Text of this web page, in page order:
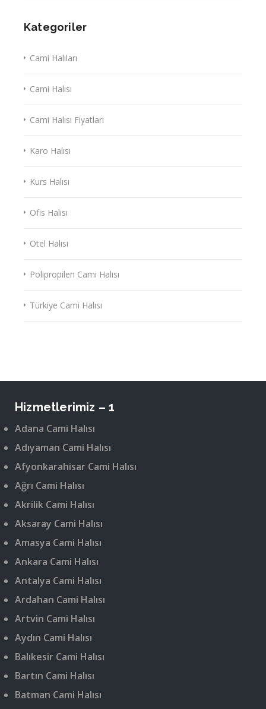
Kategoriler
Cami Halıları
Cami Halısı
Cami Halısı Fiyatları
Karo Halısı
Kurs Halısı
Ofis Halısı
Otel Halısı
Polipropilen Cami Halısı
Türkiye Cami Halısı
Hizmetlerimiz – 1
Adana Cami Halısı
Adıyaman Cami Halısı
Afyonkarahisar Cami Halısı
Ağrı Cami Halısı
Akrilik Cami Halısı
Aksaray Cami Halısı
Amasya Cami Halısı
Ankara Cami Halısı
Antalya Cami Halısı
Ardahan Cami Halısı
Artvin Cami Halısı
Aydın Cami Halısı
Balıkesir Cami Halısı
Bartın Cami Halısı
Batman Cami Halısı